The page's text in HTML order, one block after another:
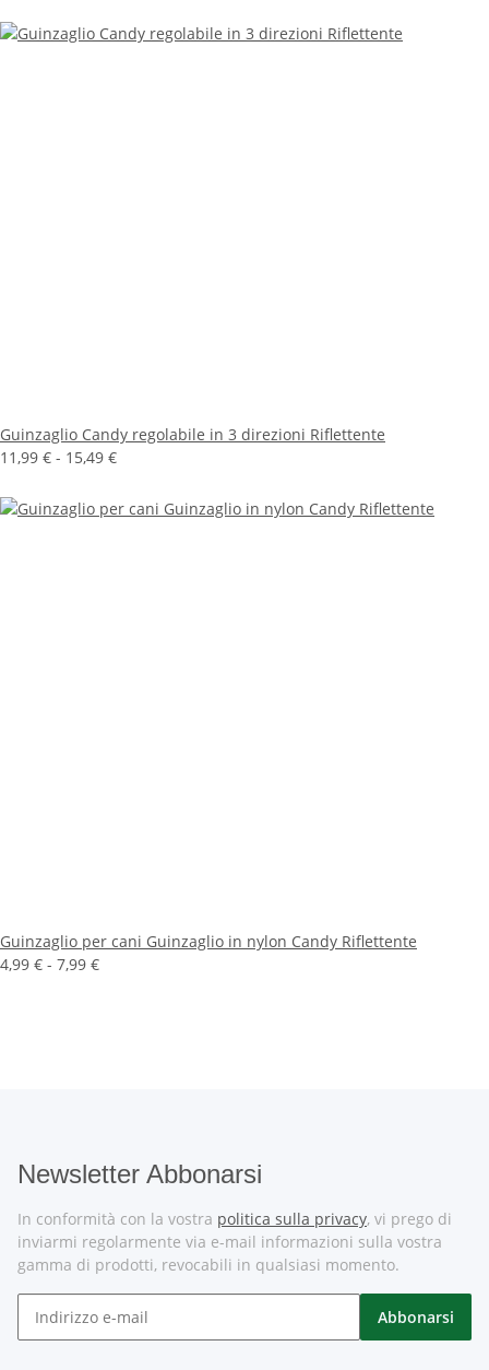
Guinzaglio Candy regolabile in 3 direzioni Riflettente
11,99 € - 15,49 €
Guinzaglio per cani Guinzaglio in nylon Candy Riflettente
4,99 € - 7,99 €
Newsletter Abbonarsi
In conformità con la vostra politica sulla privacy, vi prego di
inviarmi regolarmente via e-mail informazioni sulla vostra
gamma di prodotti, revocabili in qualsiasi momento.
Abbonarsi